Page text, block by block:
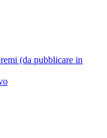
(da pubblicare in